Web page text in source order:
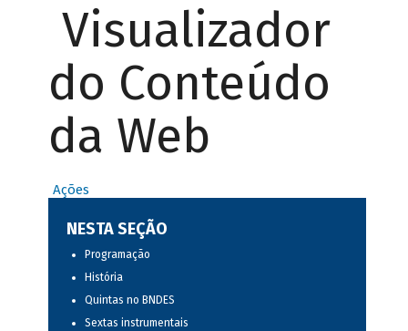
Visualizador
do Conteúdo
da Web
Ações
NESTA SEÇÃO
Programação
História
Quintas no BNDES
Sextas instrumentais